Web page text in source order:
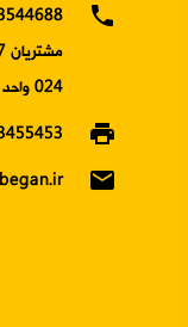
phone
024 واحد روابط عمومی
print
email